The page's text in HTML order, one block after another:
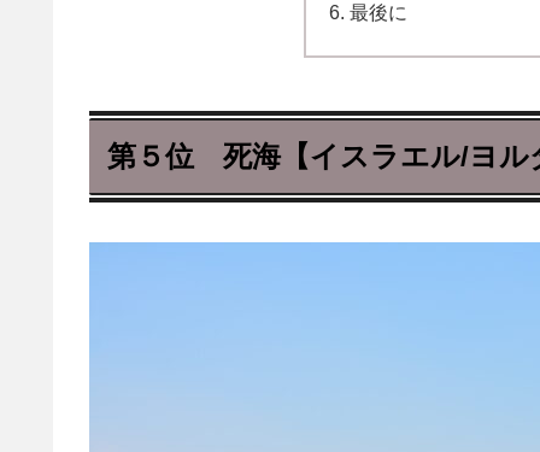
最後に
第５位 死海【イスラエル/ヨル